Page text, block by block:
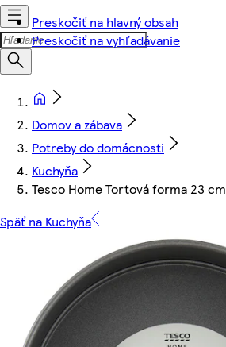
Preskočiť na hlavný obsah
Preskočiť na vyhľadávanie
Domov a zábava
Potreby do domácnosti
Kuchyňa
Tesco Home Tortová forma 23 cm
Späť na Kuchyňa